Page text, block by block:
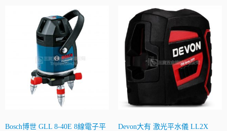
Bosch博世 GLL 8-40E 8線電子平
Devon大有 激光平水儀 LL2X